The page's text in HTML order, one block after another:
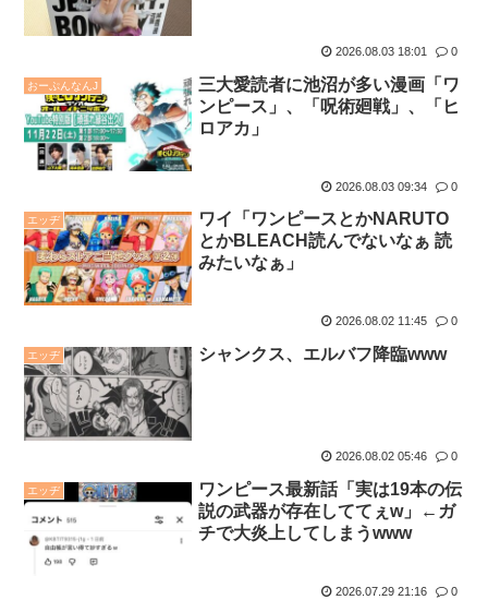
2026.08.03 18:01 0
おーぷんなんJ
三大愛読者に池沼が多い漫画「ワ
ンピース」、「呪術廻戦」、「ヒ
ロアカ」
2026.08.03 09:34 0
エッヂ
ワイ「ワンピースとかNARUTO
とかBLEACH読んでないなぁ 読
みたいなぁ」
2026.08.02 11:45 0
エッヂ シャンクス、エルバフ降臨www
2026.08.02 05:46 0
エッヂ
ワンピース最新話「実は19本の伝
説の武器が存在しててぇw」←ガ
チで大炎上してしまうwww
2026.07.29 21:16 0